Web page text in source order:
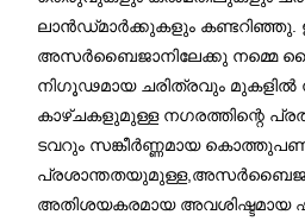
ലാൻഡ്‌മാർക്കുകളും
അസർബൈജാനിലേക്കു നമ്മെ
നിഗൂഢമായ ചരിത്രവും മുകളിൽ
കാഴ്ചകളുമുള്ള നഗരത്തിന്റെ
ടവറും സങ്കീർണ്ണമായ
അതിശയകരമായ അവശിഷ്ടമായ